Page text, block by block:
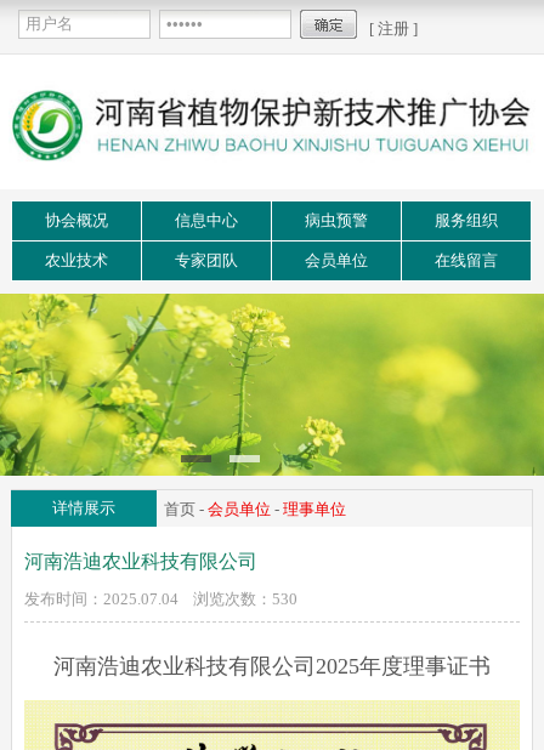
[ 注册 ]
协会概况 信息中心 病虫预警 服务组织
农业技术 专家团队 会员单位 在线留言
详情展示 首页- 会员单位 - 理事单位
河南浩迪农业科技有限公司
发布时间：2025.07.04 浏览次数： 530
河南浩迪农业科技有限公司2025年度理事证书